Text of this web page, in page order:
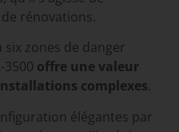
rénovations.
zones de danger
3500 offre une valeur
complexes.
élégantes par